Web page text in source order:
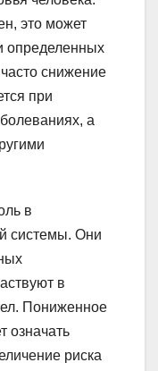
это может
определенных
снижение
при
а
в
системы. Они
в
Пониженное
означать
риска